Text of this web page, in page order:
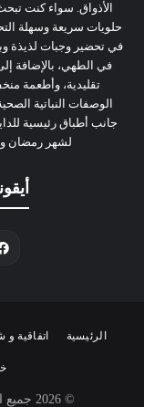
الأذواق. سواء كنت
حلويات سريعة وسهلة
في تحضير وجبات لذيذة
في الطهي، بالإضافة
تقليدية، وأطعمة
الوصفات النباتية
جانب أطباق رئيسية
لشهر رمضان
الرئيسية اتفاقية
© 2026 جميع